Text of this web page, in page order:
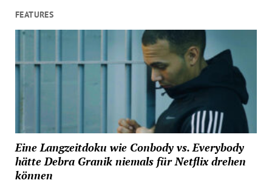
FEATURES
Eine Langzeitdoku wie Conbody vs. Everybody
hätte Debra Granik niemals für Netflix drehen
können